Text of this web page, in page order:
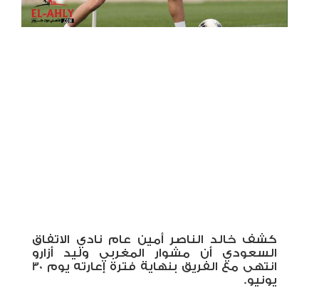
كشف خالد الناصر أمين عام نادي الاتفاق
السعودي أن مشوار المغربي وليد أزارو
انتهى مع الفريق بنهاية فترة إعارته يوم 30
يونيو.